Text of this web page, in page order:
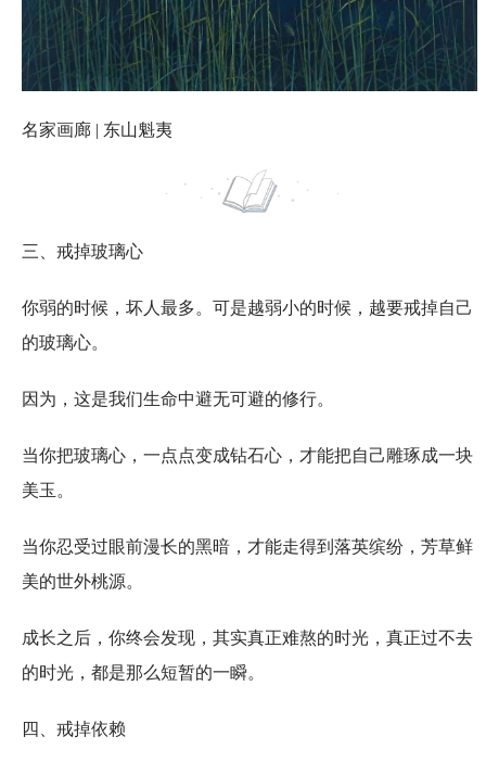
名家画廊 | 东山魁夷
三、戒掉玻璃心
你弱的时候，坏人最多。可是越弱小的时候，越要戒掉自己
的玻璃心。
因为，这是我们生命中避无可避的修行。
当你把玻璃心，一点点变成钻石心，才能把自己雕琢成一块
美玉。
当你忍受过眼前漫长的黑暗，才能走得到落英缤纷，芳草鲜
美的世外桃源。
成长之后，你终会发现，其实真正难熬的时光，真正过不去
的时光，都是那么短暂的一瞬。
四、戒掉依赖